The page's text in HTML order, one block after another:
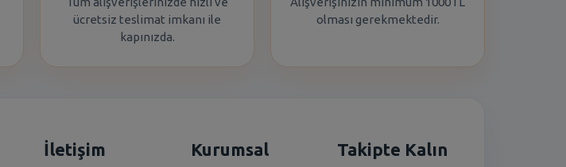
ücretsiz teslimat imkanı ile
kapınızda.
olması gerekmektedir.
İletişim Kurumsal Takipte Kalın